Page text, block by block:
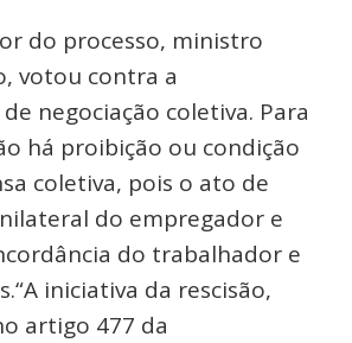
do processo, ministro
votou contra a
negociação coletiva. Para
há proibição ou condição
coletiva, pois o ato de
do empregador e
do trabalhador e
iniciativa da rescisão,
artigo 477 da